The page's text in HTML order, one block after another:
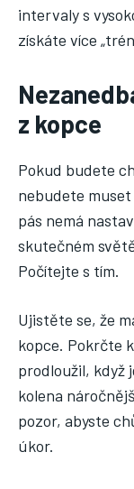
intervaly s
získáte více
z kopce
Pokud budete
nebudete
pás nemá
skutečném
Počítejte s tím.
Ujistěte se, že
kopce. Pokrčte
prodloužil, když
kolena
pozor, abyste
úkor.